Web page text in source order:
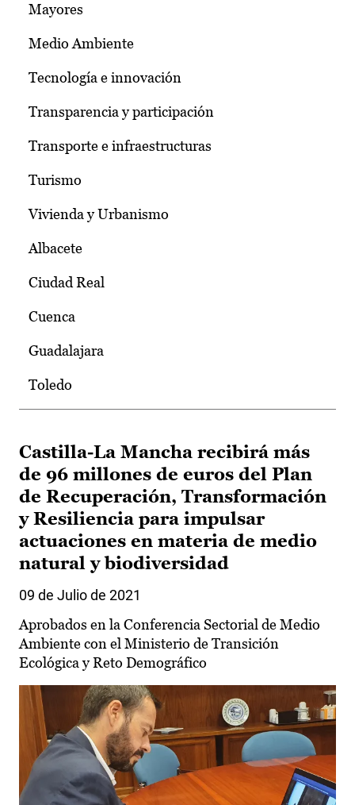
Mayores
Medio Ambiente
Tecnología e innovación
Transparencia y participación
Transporte e infraestructuras
Turismo
Vivienda y Urbanismo
Albacete
Ciudad Real
Cuenca
Guadalajara
Toledo
Castilla-La Mancha recibirá más
de 96 millones de euros del Plan
de Recuperación, Transformación
y Resiliencia para impulsar
actuaciones en materia de medio
natural y biodiversidad
09 de Julio de 2021
Aprobados en la Conferencia Sectorial de Medio
Ambiente con el Ministerio de Transición
Ecológica y Reto Demográfico